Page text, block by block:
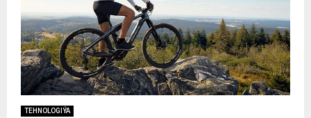
TEHNOLOGIÝA